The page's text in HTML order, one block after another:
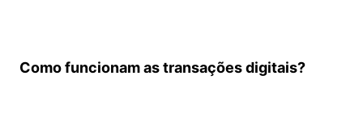
Como funcionam as transações digitais?